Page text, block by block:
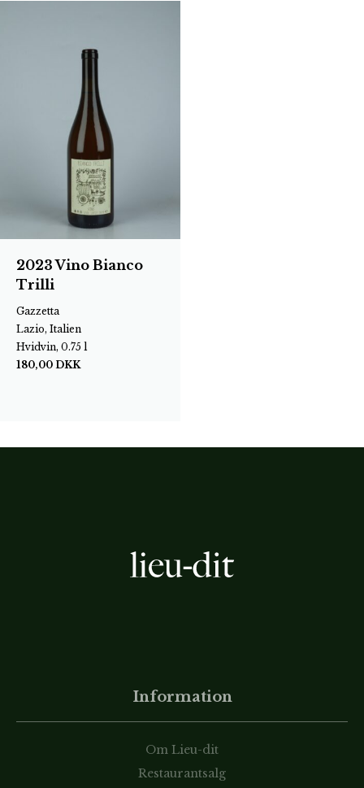
2023 Vino Bianco
Trilli
Gazzetta
Lazio, Italien
Hvidvin, 0.75 l
180,00 DKK
Information
Om Lieu-dit
Restaurantsalg